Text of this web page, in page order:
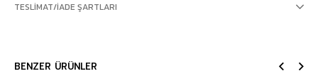
TESLIMAT/İADE ŞARTLARI
BENZER ÜRÜNLER